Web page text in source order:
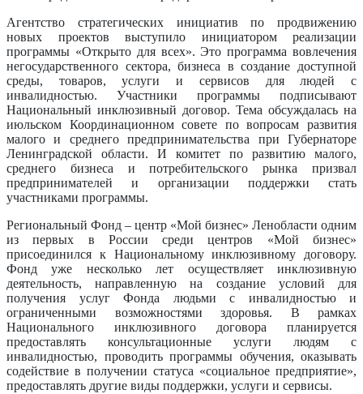
Агентство стратегических инициатив по продвижению
новых проектов выступило инициатором реализации
программы «Открыто для всех». Это программа вовлечения
негосударственного сектора, бизнеса в создание доступной
среды, товаров, услуги и сервисов для людей с
инвалидностью. Участники программы подписывают
Национальный инклюзивный договор. Тема обсуждалась на
июльском Координационном совете по вопросам развития
малого и среднего предпринимательства при Губернаторе
Ленинградской области. И комитет по развитию малого,
среднего бизнеса и потребительского рынка призвал
предпринимателей и организации поддержки стать
участниками программы.
Региональный Фонд – центр «Мой бизнес» Ленобласти одним
из первых в России среди центров «Мой бизнес»
присоединился к Национальному инклюзивному договору.
Фонд уже несколько лет осуществляет инклюзивную
деятельность, направленную на создание условий для
получения услуг Фонда людьми с инвалидностью и
ограниченными возможностями здоровья. В рамках
Национального инклюзивного договора планируется
предоставлять консультационные услуги людям с
инвалидностью, проводить программы обучения, оказывать
содействие в получении статуса «социальное предприятие»,
предоставлять другие виды поддержки, услуги и сервисы.